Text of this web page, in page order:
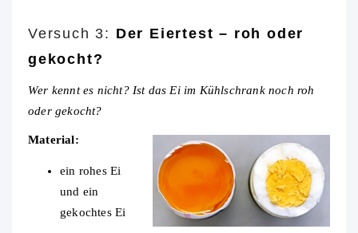
Versuch 3: Der Eiertest – roh oder
gekocht?
Wer kennt es nicht? Ist das Ei im Kühlschrank noch roh
oder gekocht?
Material:
ein rohes Ei
und ein
gekochtes Ei